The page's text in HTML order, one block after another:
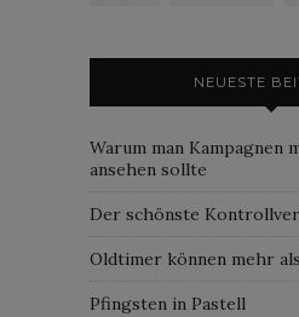
NEUESTE
Warum man Kampagnen
ansehen sollte
Der schönste
Oldtimer können mehr
Pfingsten in Pastell